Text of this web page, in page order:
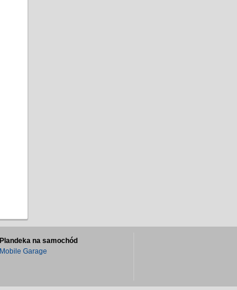
Plandeka na samochód
Mobile Garage